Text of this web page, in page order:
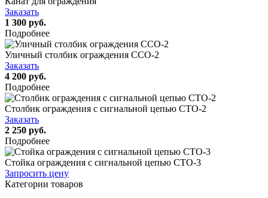
Заказать
1 300 руб.
Подробнее
Уличный столбик ограждения ССО-2
Заказать
4 200 руб.
Подробнее
Столбик ограждения с сигнальной цепью СТО-2
Заказать
2 250 руб.
Подробнее
Стойка ограждения с сигнальной цепью СТО-3
Запросить цену
Категории товаров